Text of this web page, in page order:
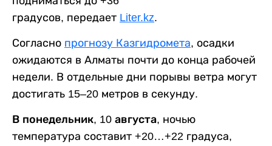
градусов, передает Liter.kz.
Согласно прогнозу Казгидромета, осадки
ожидаются в Алматы почти до конца рабочей
недели. В отдельные дни порывы ветра могут
достигать 15–20 метров в секунду.
В понедельник, 10 августа, ночью
температура составит +20…+22 градуса,